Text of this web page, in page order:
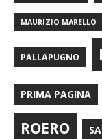
MAURIZIO MARELLO
PALLAPUGNO
PRIMA PAGINA
ROERO